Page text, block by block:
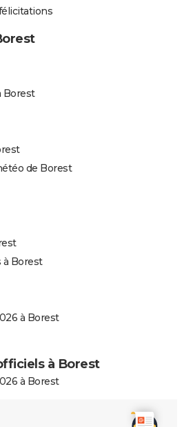
Borest
de Borest
Borest
à Borest
à Borest
à Borest